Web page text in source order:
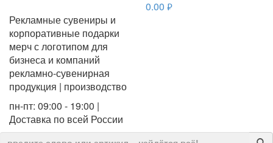
Рекламные сувениры и
корпоративные подарки
мерч с логотипом для
бизнеса и компаний
рекламно-сувенирная
продукция | производство
пн-пт: 09:00 - 19:00 |
Доставка по всей России
0.00 руб.